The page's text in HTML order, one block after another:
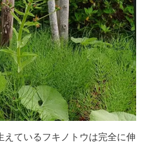
ているフキノトウは完全に伸